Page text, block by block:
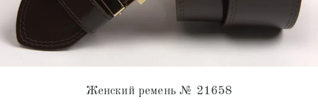
Женский ремень № 21658